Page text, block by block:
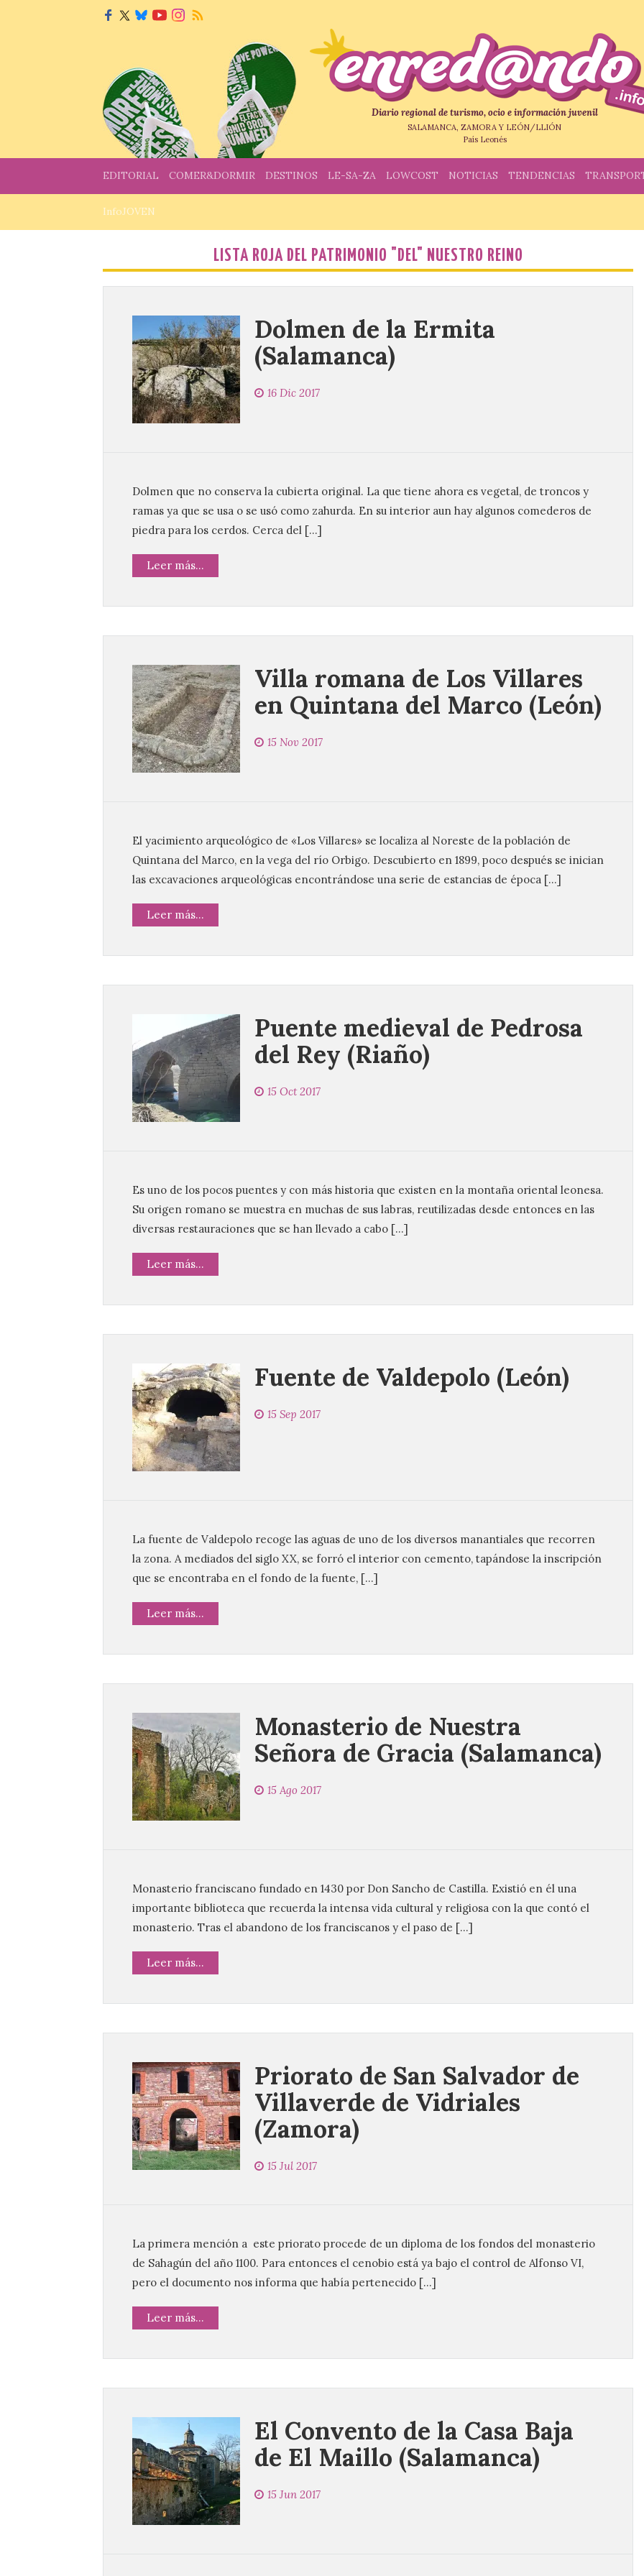
Diario regional de turismo, ocio e información juvenil
SALAMANCA, ZAMORA Y LEÓN/LLIÓN
País Leonés
EDITORIAL COMER&DORMIR DESTINOS LE-SA-ZA LOWCOST NOTICIAS TENDENCIAS
InfoJOVEN
LISTA ROJA DEL PATRIMONIO "DEL" NUESTRO REINO
Dolmen de la Ermita
(Salamanca)
16 Dic 2017
Dolmen que no conserva la cubierta original. La que tiene ahora es vegetal, de troncos y
ramas ya que se usa o se usó como zahurda. En su interior aun hay algunos comederos de
piedra para los cerdos. Cerca del […]
Leer más...
Villa romana de Los Villares
en Quintana del Marco (León)
15 Nov 2017
El yacimiento arqueológico de «Los Villares» se localiza al Noreste de la población de
Quintana del Marco, en la vega del río Orbigo. Descubierto en 1899, poco después se inician
las excavaciones arqueológicas encontrándose una serie de estancias de época […]
Leer más...
Puente medieval de Pedrosa
del Rey (Riaño)
15 Oct 2017
Es uno de los pocos puentes y con más historia que existen en la montaña oriental leonesa.
Su origen romano se muestra en muchas de sus labras, reutilizadas desde entonces en las
diversas restauraciones que se han llevado a cabo […]
Leer más...
Fuente de Valdepolo (León)
15 Sep 2017
La fuente de Valdepolo recoge las aguas de uno de los diversos manantiales que recorren
la zona. A mediados del siglo XX, se forró el interior con cemento, tapándose la inscripción
que se encontraba en el fondo de la fuente, […]
Leer más...
Monasterio de Nuestra
Señora de Gracia (Salamanca)
15 Ago 2017
Monasterio franciscano fundado en 1430 por Don Sancho de Castilla. Existió en él una
importante biblioteca que recuerda la intensa vida cultural y religiosa con la que contó el
monasterio. Tras el abandono de los franciscanos y el paso de […]
Leer más...
Priorato de San Salvador de
Villaverde de Vidriales
(Zamora)
15 Jul 2017
La primera mención a este priorato procede de un diploma de los fondos del monasterio
de Sahagún del año 1100. Para entonces el cenobio está ya bajo el control de Alfonso VI,
pero el documento nos informa que había pertenecido […]
Leer más...
El Convento de la Casa Baja
de El Maillo (Salamanca)
15 Jun 2017